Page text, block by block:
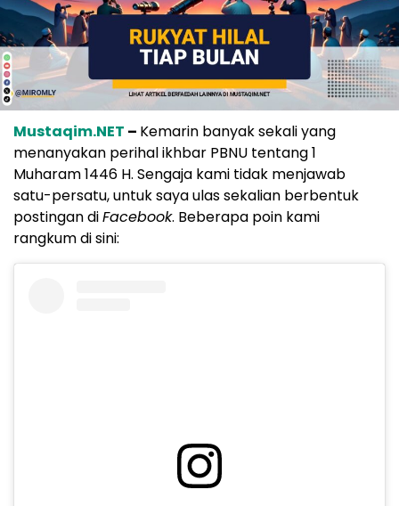
Mustaqim.NET – Kemarin banyak sekali yang
menanyakan perihal ikhbar PBNU tentang 1
Muharam 1446 H. Sengaja kami tidak menjawab
satu-persatu, untuk saya ulas sekalian berbentuk
postingan diFacebook. Beberapa poin kami
rangkum di sini: